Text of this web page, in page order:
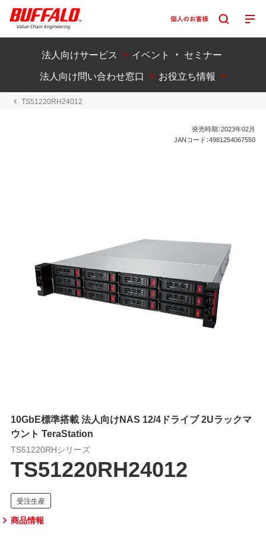
法人向けサービス
イベント ・ セミナー
法人向け問い合わせ窓口
お役立ち情報
TS51220RH24012
発売時期：2023年02月
JANコード：4981254067550
10GbE標準搭載 法人向けNAS 12/4ドライブ 2Uラックマ
ウント TeraStation
TS51220RHシリーズ
TS51220RH24012
商品情報